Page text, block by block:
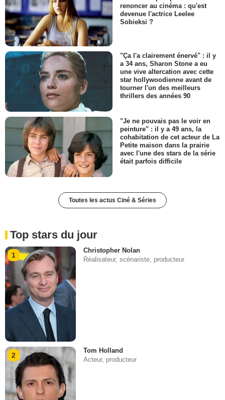
renoncer au cinéma : qu'est
devenue l'actrice Leelee
Sobieksi ?
"Ça l'a clairement énervé" : il y
a 34 ans, Sharon Stone a eu
une vive altercation avec cette
star hollywoodienne avant de
tourner l'un des meilleurs
thrillers des années 90
"Je ne pouvais pas le voir en
peinture" : il y a 49 ans, la
cohabitation de cet acteur de La
Petite maison dans la prairie
avec l'une des stars de la série
était parfois difficile
Toutes les actus Ciné & Séries
Top stars du jour
1
Christopher Nolan
Réalisateur, scénariste, producteur
2
Tom Holland
Acteur, producteur